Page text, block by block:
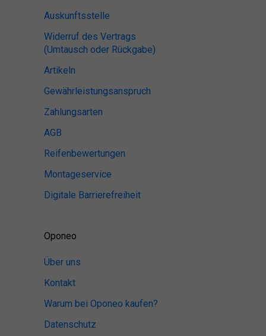
Auskunftsstelle
Widerruf des Vertrags
(Umtausch oder Rückgabe)
Artikeln
Gewährleistungsanspruch
Zahlungsarten
AGB
Reifenbewertungen
Montageservice
Digitale Barrierefreiheit
Oponeo
Über uns
Kontakt
Warum bei Oponeo kaufen?
Datenschutz